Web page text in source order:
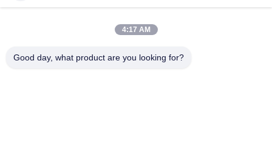
galvanisation à chaud et
4:17 AM
Good day, what product are you looking for?